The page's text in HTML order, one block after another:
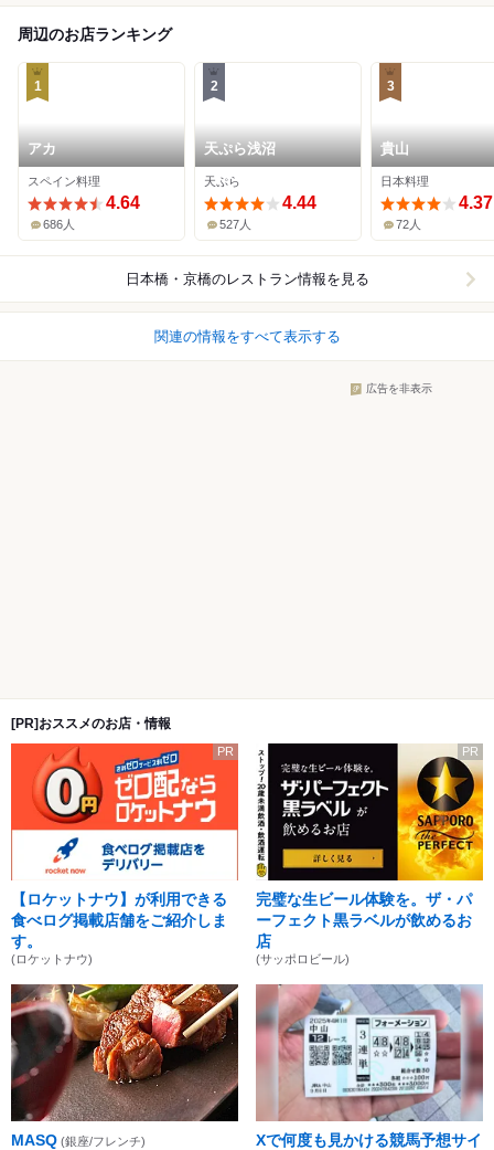
周辺のお店ランキング
1
アカ
スペイン料理
4.64
686人
2
天ぷら浅沼
天ぷら
4.44
527人
3
貴山
日本料理
4.37
72人
日本橋・京橋のレストラン情報を見る
関連の情報をすべて表示する
広告を非表示
[PR]おススメのお店・情報
PR
【ロケットナウ】が利用できる
食べログ掲載店舗をご紹介しま
す。
(ロケットナウ)
PR
完璧な生ビール体験を。ザ・パ
ーフェクト黒ラベルが飲めるお
店
(サッポロビール)
MASQ (銀座/フレンチ)
Xで何度も見かける競馬予想サイ